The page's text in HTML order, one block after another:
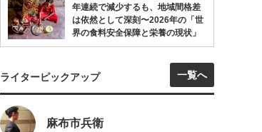
年連続で減少するも、地域間格差
は依然として深刻〜2026年の「世
界の食料安全保障と栄養の現状」
ライターピックアップ 一覧へ
麻布市兵衛